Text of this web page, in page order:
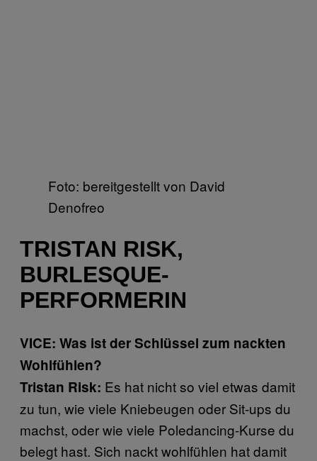
Foto: bereitgestellt von David
Denofreo
TRISTAN RISK,
BURLESQUE-
PERFORMERIN
VICE: Was ist der Schlüssel zum nackten
Wohlfühlen?
Tristan Risk: Es hat nicht so viel etwas damit
zu tun, wie viele Kniebeugen oder Sit-ups du
machst, oder wie viele Poledancing-Kurse du
belegt hast. Sich nackt wohlfühlen hat damit